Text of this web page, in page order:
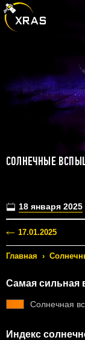
СОЛНЕЧНЫЕ
18 января 2025
17.01.2025
Главная ›
Самая сильная
Солнечная
Индекс